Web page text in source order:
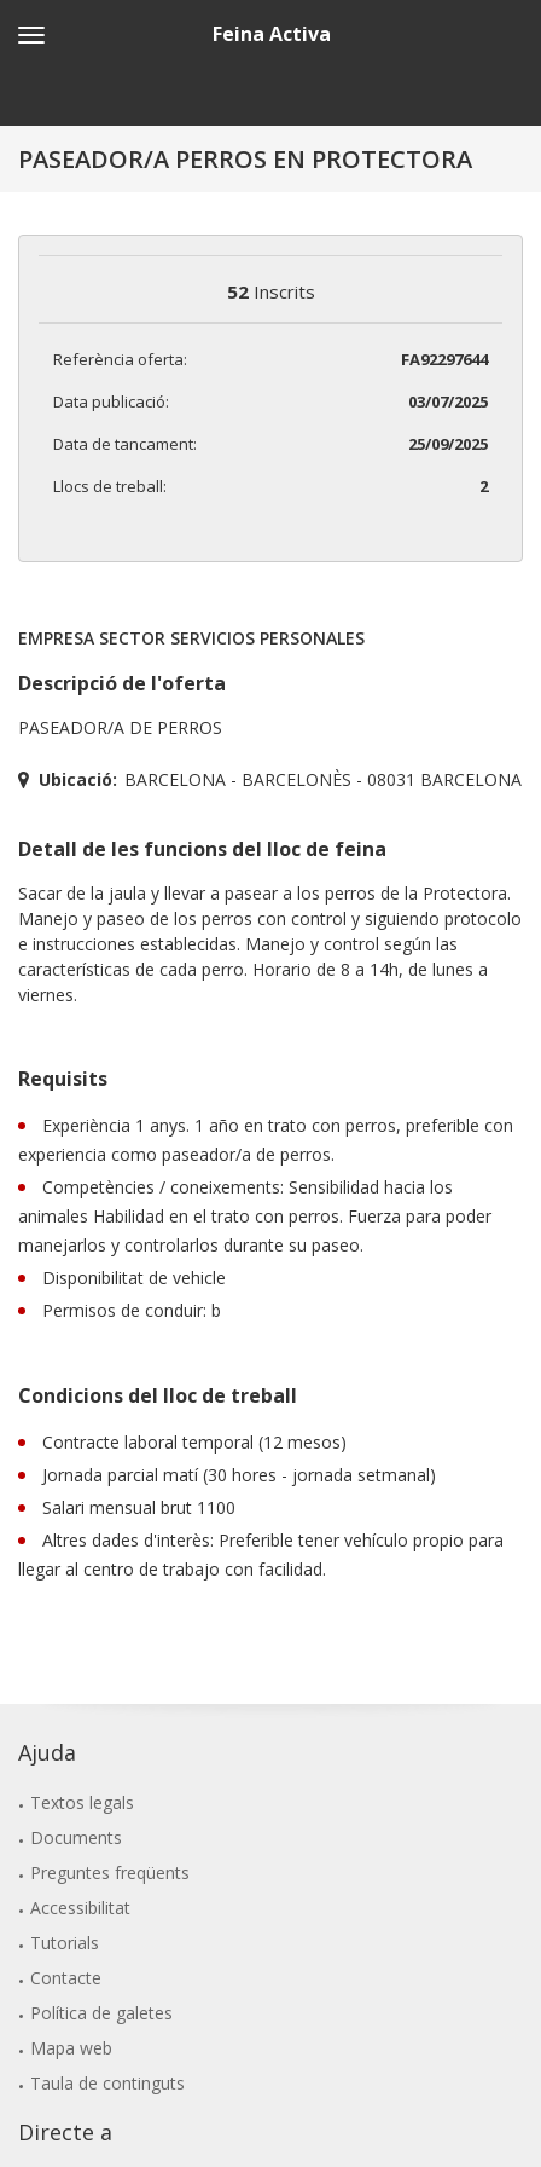
Feina Activa
PASEADOR/A PERROS EN PROTECTORA
52Inscrits
Referència oferta:
FA92297644
Data publicació:
03/07/2025
Data de tancament:
25/09/2025
Llocs de treball:
2
EMPRESA SECTOR SERVICIOS PERSONALES
Descripció de l'oferta
PASEADOR/A DE PERROS
Ubicació: BARCELONA - BARCELONÈS - 08031 BARCELONA
Detall de les funcions del lloc de feina
Sacar de la jaula y llevar a pasear a los perros de la Protectora.
Manejo y paseo de los perros con control y siguiendo protocolo
e instrucciones establecidas. Manejo y control según las
características de cada perro. Horario de 8 a 14h, de lunes a
viernes.
Requisits
Experiència 1 anys. 1 año en trato con perros, preferible con
experiencia como paseador/a de perros.
Competències / coneixements: Sensibilidad hacia los
animales Habilidad en el trato con perros. Fuerza para poder
manejarlos y controlarlos durante su paseo.
Disponibilitat de vehicle
Permisos de conduir: b
Condicions del lloc de treball
Contracte laboral temporal (12 mesos)
Jornada parcial matí (30 hores - jornada setmanal)
Salari mensual brut 1100
Altres dades d'interès: Preferible tener vehículo propio para
llegar al centro de trabajo con facilidad.
Ajuda
Textos legals
Documents
Preguntes freqüents
Accessibilitat
Tutorials
Contacte
Política de galetes
Mapa web
Taula de continguts
Directe a